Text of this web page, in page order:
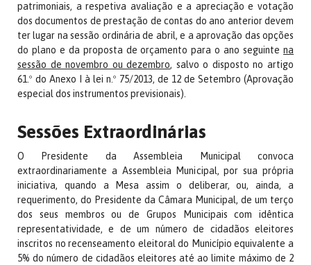
patrimoniais, a respetiva avaliação e a apreciação e votação
dos documentos de prestação de contas do ano anterior devem
ter lugar na sessão ordinária de abril, e a aprovação das opções
do plano e da proposta de orçamento para o ano seguinte na
sessão de novembro ou dezembro, salvo o disposto no artigo
61.º do Anexo I à lei n.º 75/2013, de 12 de Setembro (Aprovação
especial dos instrumentos previsionais).
Sessões Extraordinárias
O Presidente da Assembleia Municipal convoca
extraordinariamente a Assembleia Municipal, por sua própria
iniciativa, quando a Mesa assim o deliberar, ou, ainda, a
requerimento, do Presidente da Câmara Municipal, de um terço
dos seus membros ou de Grupos Municipais com idêntica
representatividade, e de um número de cidadãos eleitores
inscritos no recenseamento eleitoral do Município equivalente a
5% do número de cidadãos eleitores até ao limite máximo de 2